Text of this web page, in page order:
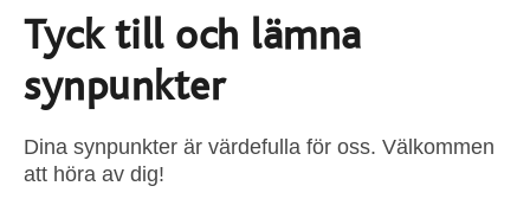
Tyck till och lämna
synpunkter
Dina synpunkter är värdefulla för oss. Välkommen
att höra av dig!